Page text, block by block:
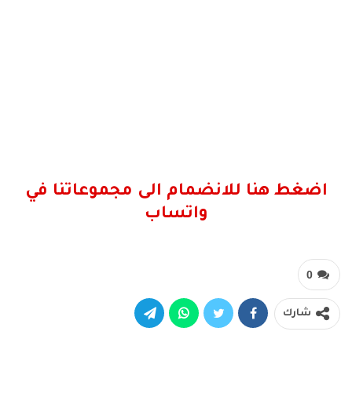
اضغط هنا للانضمام الى مجموعاتنا في
واتساب
0
شارك